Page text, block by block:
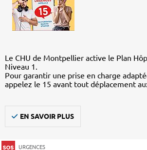
Le CHU de Montpellier active le Plan
Niveau 1.
Pour garantir une prise en charge
appelez le 15 avant tout déplacement
EN SAVOIR PLUS
URGENCES